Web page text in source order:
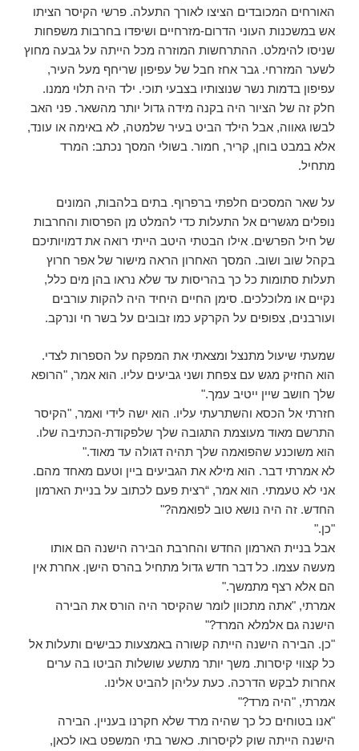
האורחים המכובדים הציצו לאורך התעלה. פרשי הקיסר הציתו
אש במשכנות העוני הדרום-מזרחיים ושיפדו בחרבות משפחות
שניסו להימלט. ההתרחשות המוזרה מכל הייתה על גבעה מחוץ
לשער המזרחי. גבר אחז חבל של עפיפון שריחף מעל העיר,
עפיפון בדמות נשר שנוצותיו בצבעי תוכי. ילד היה תלוי ממנו.
חלק זה של הציור היה בקנה מידה גדול יותר מהשאר. פני האב
לבשו גאווה, אבל הילד הביט בעיר שלמטה, לא באימה או עונד,
אלא במבט בוחן, קריר, חמור. בשולי המסך נכתב: המרד
מתחיל.
על שאר המסכים חלפתי ברפרוף. בתים בלהבות, המונים
נופלים מגשרים אל התעלות כדי להמלט מן הפרסות והחרבות
של חיל הפרשים. אילו הבטתי היטב הייתי רואה את דמויותיכם
בקהל שוב ושוב. המסך האחרון הראה מישור של אפר חרוץ
תעלות סתומות כל כך בהריסות עד שלא נראו בהן מים כלל,
נקיים או מלוכלכים. סימן החיים היחיד היה להקות עורבים
ועורבנים, צפופים על הקרקע כמו זבובים על בשר חי ונרקב.
שמעתי שיעול מתנצל ומצאתי את המפקח על הספרות לצדי.
הוא החזיק מגש עם צפחת ושני גביעים עליו. הוא אמר, "הרופא
שלך חושב שיין ייטיב עמך."
חזרתי אל הכסא והשתרעתי עליו. הוא ישה לידי ואמר, "הקיסר
התרשם מאוד מעוצמת התגובה שלך שלפקודת-הכתיבה שלו.
הוא משוכנע שהפואמה שלך תהיה דגולה עד מאוד."
לא אמרתי דבר. הוא מילא את הגביעים ביין וטעם מאחד מהם.
אני לא טעמתי. הוא אמר, “רצית פעם לכתוב על בניית הארמון
החדש. זה היה נושא טוב לפואמה?"
"כן."
אבל בניית הארמון החדש והחרבת הבירה הישנה הם אותו
מעשה עצמו. כל דבר חדש גדול מתחיל בהרס הישן. אחרת אין
הם אלא רצף מתמשך."
אמרתי, "אתה מתכוון לומר שהקיסר היה הורס את הבירה
הישנה גם אלמלא המרד?"
"כן. הבירה הישנה הייתה קשורה באמצעות כבישים ותעלות אל
כל קצווי קיסרות. משך יותר מתשע שושלות הביטו בה ערים
אחרות לבקש הדרכה. כעת עליהן להביט אלינו.
אמרתי, "היה מרד?"
"אנו בטוחים כל כך שהיה מרד שלא חקרנו בעניין. הבירה
הישנה הייתה שוק לקיסרות. כאשר בתי המשפט באו לכאן,